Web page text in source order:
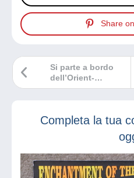
Share
Si parte a bordo
dell’Orient-
Express!
Completa la tua